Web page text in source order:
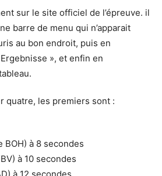
sur le site officiel de l’épreuve. il
barre de menu qui n’apparait
au bon endroit, puis en
», et enfin en
quatre, les premiers sont :
BOH) à 8 secondes
à 10 secondes